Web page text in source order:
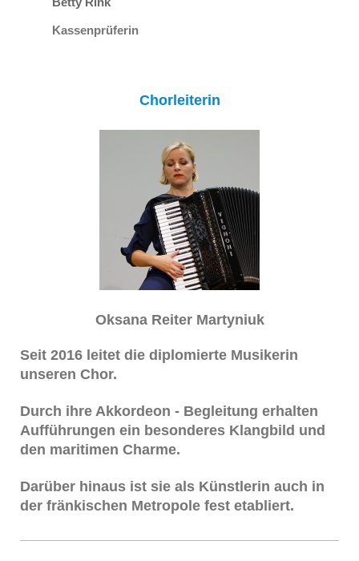
Kassenprüferin
Chorleiterin
Oksana Reiter Martyniuk
Seit 2016 leitet die diplomierte Musikerin
unseren Chor.
Durch ihre Akkordeon - Begleitung erhalten
Aufführungen ein besonderes Klangbild und
den maritimen Charme.
Darüber hinaus ist sie als Künstlerin auch in
der fränkischen Metropole fest etabliert.